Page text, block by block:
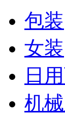
包装
女装
日
机